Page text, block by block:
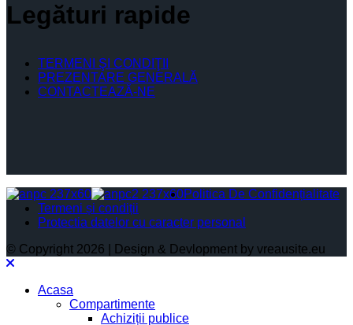
Legături rapide
TERMENI ŞI CONDIŢII
PREZENTARE GENERALĂ
CONTACTEAZĂ-NE
Politica De Confidențialitate
Termeni și condiții
Protectia datelor cu caracter personal
© Copyright 2026 | Design & Devlopment by vreausite.eu
Acasa
Compartimente
Achiziții publice